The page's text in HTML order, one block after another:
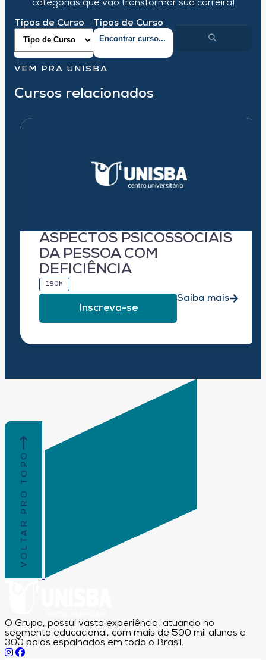
categorias que vão transformar sua carreira!
Tipos de Curso Tipos de Curso
VEM PRA UNISBA
Cursos relacionados
ASPECTOS PSICOSSOCIAIS
DA PESSOA COM
DEFICIÊNCIA
180h
Inscreva-se
Saiba mais
VOLTAR PRO TOPO
O Grupo, possui vasta experiência, atuando no
segmento educacional, com mais de 500 mil alunos e
300 polos espalhados em todo o Brasil.